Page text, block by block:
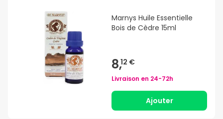
Marnys Huile Essentielle
Bois de Cèdre 15ml
8,12 €
Livraison en 24-72h
Ajouter